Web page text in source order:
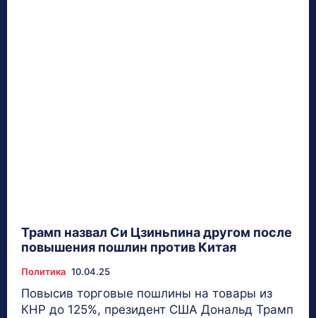
Трамп назвал Си Цзиньпина другом после
повышения пошлин против Китая
Политика 10.04.25
Повысив торговые пошлины на товары из
КНР до 125%, президент США Дональд Трамп